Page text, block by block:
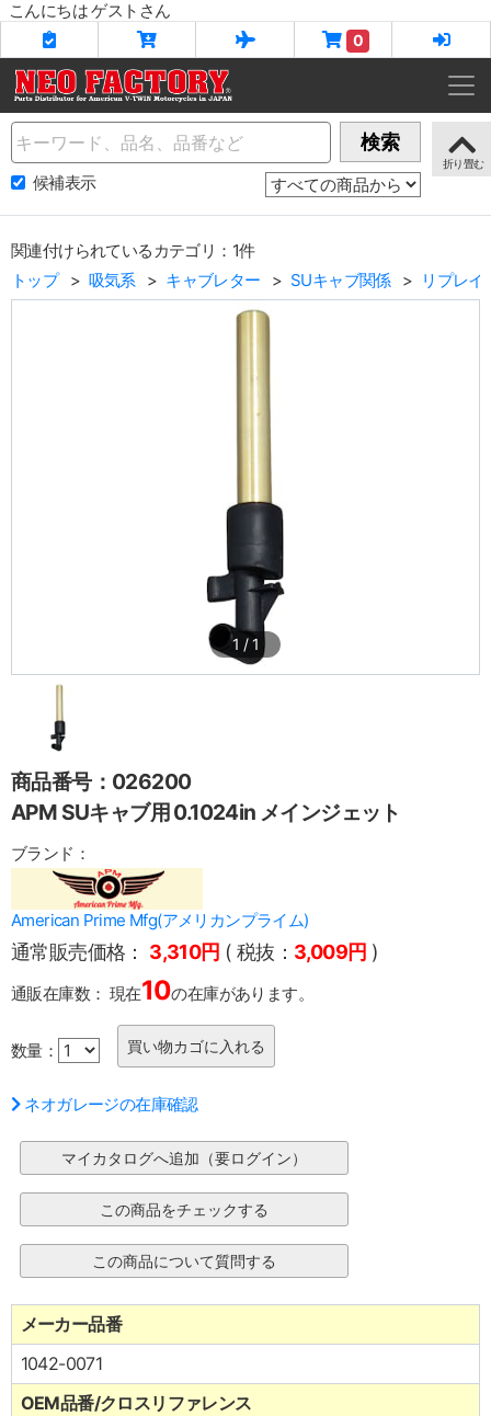
こんにちは ゲストさん
0
Name 検索
候補表示
関連付けられているカテゴリ：1件
トップ
吸気系 キャブレター SUキャブ関係 リプレイ
1 /1
商品番号：026200
APM SUキャブ用 0.1024in メインジェット
ブランド：
American Prime Mfg(アメリカンプライム)
通常販売価格： 3,310円 ( 税抜： 3,009円 )
通販在庫数： 現在10の在庫があります。
数量：
ネオガレージの在庫確認
メーカー品番
1042-0071
OEM品番/クロスリファレンス